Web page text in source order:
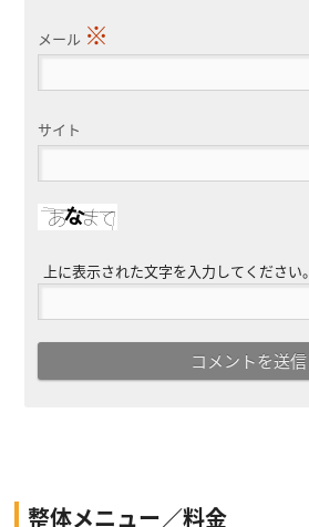
メール ※
サイト
上に表示された文字を入力してください。
整体メニュー／料金